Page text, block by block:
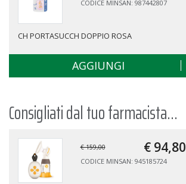
CODICE MINSAN: 987442807
CH PORTASUCCH DOPPIO ROSA
AGGIUNGI
Consigliati dal tuo farmacista...
€ 159,00 € 94,80
CODICE MINSAN: 945185724